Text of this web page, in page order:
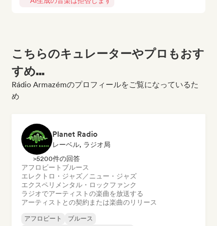
こちらのキュレーターやプロもおす
すめ...
Rádio Armazémのプロフィールをご覧になっているた
め
Planet Radio
レーベル, ラジオ局
>5200件の回答
アフロビート ブルース
エレクトロ・ジャズ／ニュー・ジャズ
エクスペリメンタル・ロックファンク
ラジオでアーティストの楽曲を放送する
アーティストとの契約または楽曲のリリース
アフロビート
ブルース